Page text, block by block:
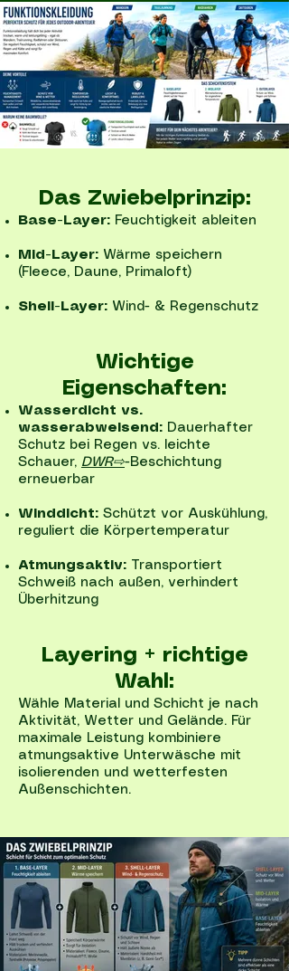
Das Zwiebelprinzip:
Base-Layer: Feuchtigkeit ableiten
Mid-Layer: Wärme speichern
(Fleece, Daune, Primaloft)
Shell-Layer: Wind- & Regenschutz
Wichtige
Eigenschaften:
Wasserdicht vs.
wasserabweisend: Dauerhafter
Schutz bei Regen vs. leichte
Schauer, DWR⇨-Beschichtung
erneuerbar
Winddicht: Schützt vor Auskühlung,
reguliert die Körpertemperatur
Atmungsaktiv:
Transportiert
Schweiß nach außen, verhindert
Überhitzung
Layering + richtige
Wahl:
Wähle Material und Schicht je nach
Aktivität, Wetter und Gelände. Für
maximale Leistung kombiniere
atmungsaktive Unterwäsche mit
isolierenden und wetterfesten
Außenschichten.